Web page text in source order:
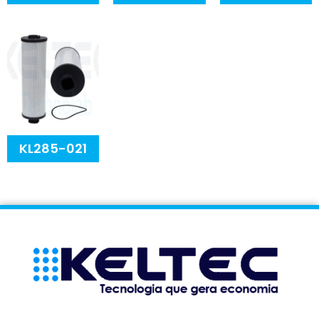
KL285-021